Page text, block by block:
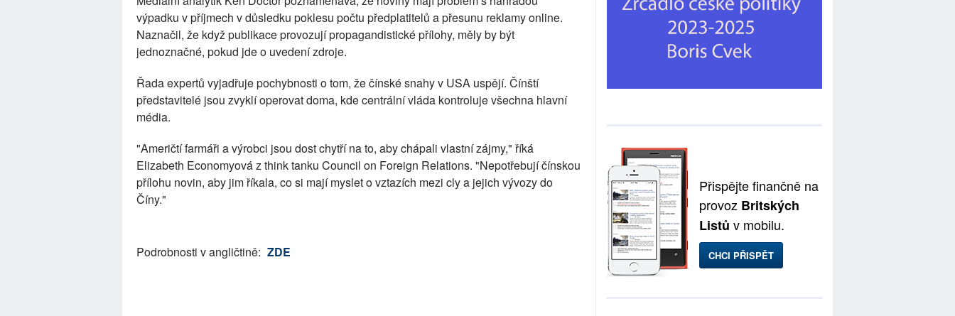
výpadku v příjmech v důsledku poklesu počtu předplatitelů a přesunu reklamy online.
Naznačil, že když publikace provozují propagandistické přílohy, měly by být
jednoznačné, pokud jde o uvedení zdroje.
Řada expertů vyjadřuje pochybnosti o tom, že čínské snahy v USA uspějí. Čínští
představitelé jsou zvyklí operovat doma, kde centrální vláda kontroluje všechna hlavní
média.
"Američtí farmáři a výrobci jsou dost chytří na to, aby chápali vlastní zájmy," říká
Elizabeth Economyová z think tanku Council on Foreign Relations. "Nepotřebují čínskou
přílohu novin, aby jim říkala, co si mají myslet o vztazích mezi cly a jejich vývozy do
Číny."
Podrobnosti v angličtině: ZDE
Přispějte finančně na
provoz Britských
Listů v mobilu.
CHCI PŘISPĚT